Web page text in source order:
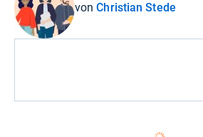
vonChristian Stede